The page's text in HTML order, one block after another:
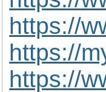
https://
https://
https://